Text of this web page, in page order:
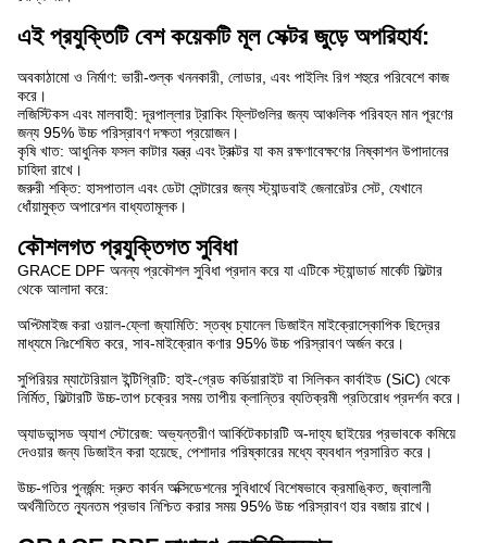
এই প্রযুক্তিটি বেশ কয়েকটি মূল সেক্টর জুড়ে অপরিহার্য:
অবকাঠামো ও নির্মাণ: ভারী-শুল্ক খননকারী, লোডার, এবং পাইলিং রিগ শহুরে পরিবেশে কাজ
করে।
লজিস্টিকস এবং মালবাহী: দূরপাল্লার ট্রাকিং ফ্লিটগুলির জন্য আঞ্চলিক পরিবহন মান পূরণের
জন্য 95% উচ্চ পরিস্রাবণ দক্ষতা প্রয়োজন।
কৃষি খাত: আধুনিক ফসল কাটার যন্ত্র এবং ট্রাক্টর যা কম রক্ষণাবেক্ষণের নিষ্কাশন উপাদানের
চাহিদা রাখে।
জরুরী শক্তি: হাসপাতাল এবং ডেটা সেন্টারের জন্য স্ট্যান্ডবাই জেনারেটর সেট, যেখানে
ধোঁয়ামুক্ত অপারেশন বাধ্যতামূলক।
কৌশলগত প্রযুক্তিগত সুবিধা
GRACE DPF অনন্য প্রকৌশল সুবিধা প্রদান করে যা এটিকে স্ট্যান্ডার্ড মার্কেট ফিল্টার
থেকে আলাদা করে:
অপ্টিমাইজ করা ওয়াল-ফ্লো জ্যামিতি: স্তব্ধ চ্যানেল ডিজাইন মাইক্রোস্কোপিক ছিদ্রের
মাধ্যমে নিঃশেষিত করে, সাব-মাইক্রোন কণার 95% উচ্চ পরিস্রাবণ অর্জন করে।
সুপিরিয়র ম্যাটেরিয়াল ইন্টিগ্রিটি: হাই-গ্রেড কর্ডিয়ারাইট বা সিলিকন কার্বাইড (SiC) থেকে
নির্মিত, ফিল্টারটি উচ্চ-তাপ চক্রের সময় তাপীয় ক্লান্তির ব্যতিক্রমী প্রতিরোধ প্রদর্শন করে।
অ্যাডভান্সড অ্যাশ স্টোরেজ: অভ্যন্তরীণ আর্কিটেকচারটি অ-দাহ্য ছাইয়ের প্রভাবকে কমিয়ে
দেওয়ার জন্য ডিজাইন করা হয়েছে, পেশাদার পরিষ্কারের মধ্যে ব্যবধান প্রসারিত করে।
উচ্চ-গতির পুনর্জন্ম: দ্রুত কার্বন অক্সিডেশনের সুবিধার্থে বিশেষভাবে ক্রমাঙ্কিত, জ্বালানী
অর্থনীতিতে ন্যূনতম প্রভাব নিশ্চিত করার সময় 95% উচ্চ পরিস্রাবণ হার বজায় রাখে।